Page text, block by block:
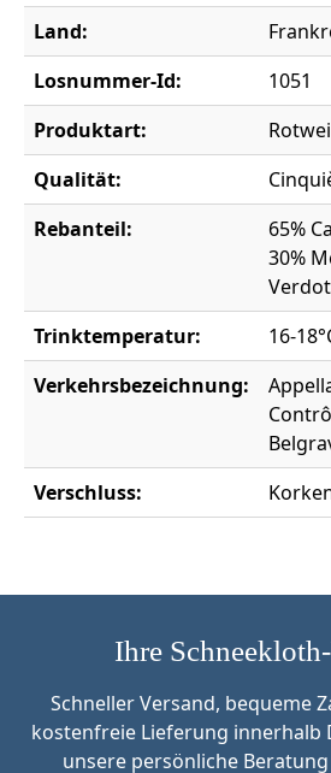
Land:
Losnummer-Id:
1051
Produktart:
Qualität:
Rebanteil:
65%
30%
Verdot
Trinktemperatur:
16-
Verkehrsbezeichnung:
Verschluss:
Ihre
Schneller Versand, bequeme
kostenfreie Lieferung innerhalb
unsere persönliche